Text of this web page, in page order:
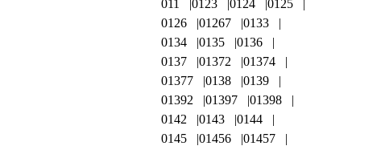
011 0123 0124
0125
0126
01267
0133
0134
0135
0136
0137
01372
01374
01377
0138
0139
01392
01397
01398
0142
0143
0144
0145
01456
01457